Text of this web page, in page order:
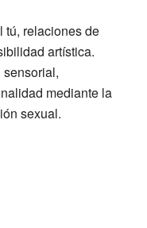
tú, relaciones de
artística.
mediante la
sexual.